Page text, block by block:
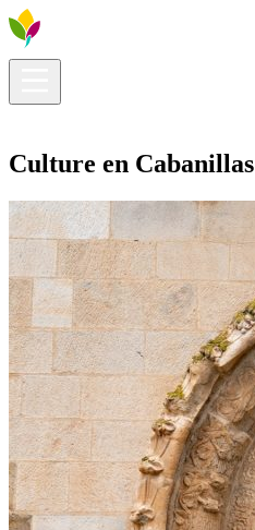
Culture en Cabanillas